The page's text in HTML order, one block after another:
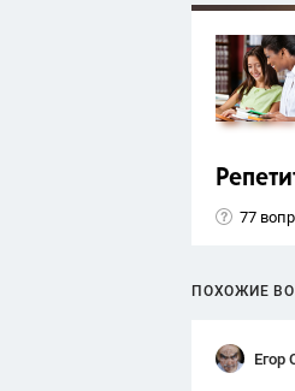
77
ПОХОЖИЕ
Егор